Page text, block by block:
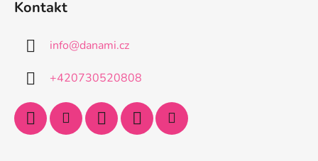
Kontakt
info@danami.cz
+420730520808